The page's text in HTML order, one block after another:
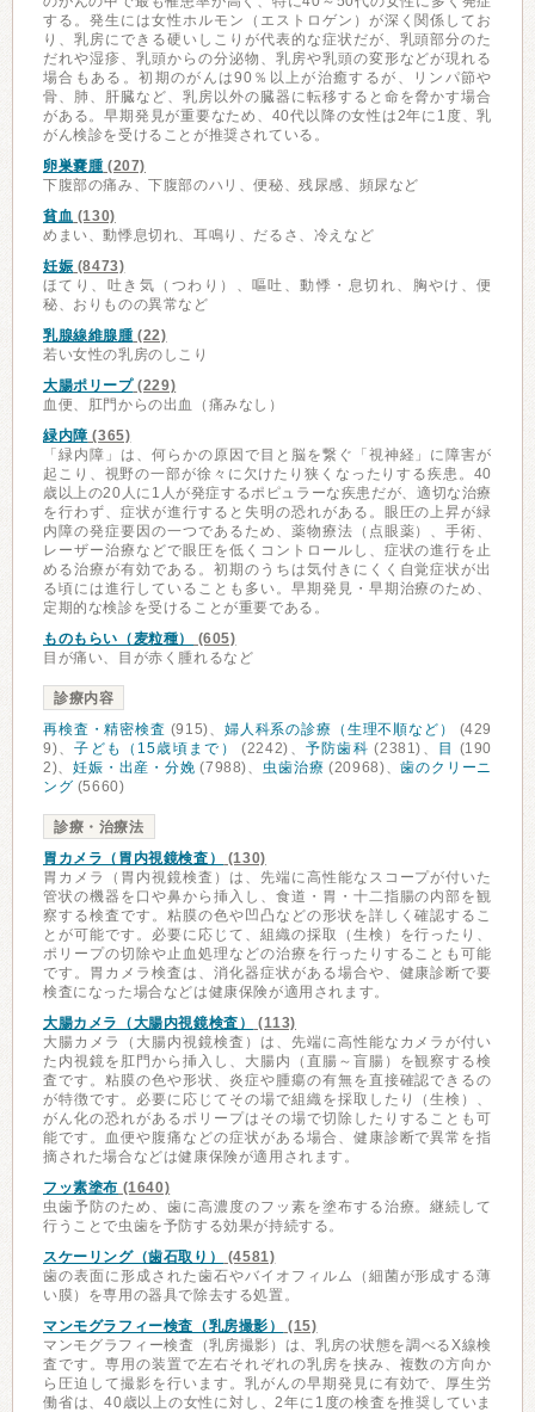
する。発生には女性ホルモン（エストロゲン）が深く関係してお
り、乳房にできる硬いしこりが代表的な症状だが、乳頭部分のた
だれや湿疹、乳頭からの分泌物、乳房や乳頭の変形などが現れる
場合もある。初期のがんは90％以上が治癒するが、リンパ節や
骨、肺、肝臓など、乳房以外の臓器に転移すると命を脅かす場合
がある。早期発見が重要なため、40代以降の女性は2年に1度、乳
がん検診を受けることが推奨されている。
卵巣嚢腫(207)
下腹部の痛み、下腹部のハリ、便秘、残尿感、頻尿など
貧血 (130)
めまい、動悸息切れ、耳鳴り、だるさ、冷えなど
妊娠 (8473)
ほてり、吐き気（つわり）、嘔吐、動悸・息切れ、胸やけ、便
秘、おりものの異常など
乳腺線維腺腫(22)
若い女性の乳房のしこり
大腸ポリープ(229)
血便、肛門からの出血（痛みなし）
緑内障 (365)
「緑内障」は、何らかの原因で目と脳を繋ぐ「視神経」に障害が
起こり、視野の一部が徐々に欠けたり狭くなったりする疾患。40
歳以上の20人に1人が発症するポピュラーな疾患だが、適切な治療
を行わず、症状が進行すると失明の恐れがある。眼圧の上昇が緑
内障の発症要因の一つであるため、薬物療法（点眼薬）、手術、
レーザー治療などで眼圧を低くコントロールし、症状の進行を止
める治療が有効である。初期のうちは気付きにくく自覚症状が出
る頃には進行していることも多い。早期発見・早期治療のため、
定期的な検診を受けることが重要である。
ものもらい（麦粒種）
(605)
目が痛い、目が赤く腫れるなど
診療内容
再検査・精密検査 (915)、 婦人科系の診療（生理不順など）
(429
9)、子ども（15歳頃まで） (2242)、 予防歯科 (2381)、 目
(190
2)、妊娠・出産・分娩 (7988)、 虫歯治療 (20968)、歯のクリーニ
ング (5660)
診療・治療法
胃カメラ（胃内視鏡検査）
(130)
胃カメラ（胃内視鏡検査）は、先端に高性能なスコープが付いた
管状の機器を口や鼻から挿入し、食道・胃・十二指腸の内部を観
察する検査です。粘膜の色や凹凸などの形状を詳しく確認するこ
とが可能です。必要に応じて、組織の採取（生検）を行ったり、
ポリープの切除や止血処理などの治療を行ったりすることも可能
です。胃カメラ検査は、消化器症状がある場合や、健康診断で要
検査になった場合などは健康保険が適用されます。
大腸カメラ（大腸内視鏡検査）
(113)
大腸カメラ（大腸内視鏡検査）は、先端に高性能なカメラが付い
た内視鏡を肛門から挿入し、大腸内（直腸～盲腸）を観察する検
査です。粘膜の色や形状、炎症や腫瘍の有無を直接確認できるの
が特徴です。必要に応じてその場で組織を採取したり（生検）、
がん化の恐れがあるポリープはその場で切除したりすることも可
能です。血便や腹痛などの症状がある場合、健康診断で異常を指
摘された場合などは健康保険が適用されます。
フッ素塗布 (1640)
虫歯予防のため、歯に高濃度のフッ素を塗布する治療。継続して
行うことで虫歯を予防する効果が持続する。
スケーリング（歯石取り）
(4581)
歯の表面に形成された歯石やバイオフィルム（細菌が形成する薄
い膜）を専用の器具で除去する処置。
マンモグラフィー検査（乳房撮影）
(15)
マンモグラフィー検査（乳房撮影）は、乳房の状態を調べるX線検
査です。専用の装置で左右それぞれの乳房を挟み、複数の方向か
ら圧迫して撮影を行います。乳がんの早期発見に有効で、厚生労
働省は、40歳以上の女性に対し、2年に1度の検査を推奨していま